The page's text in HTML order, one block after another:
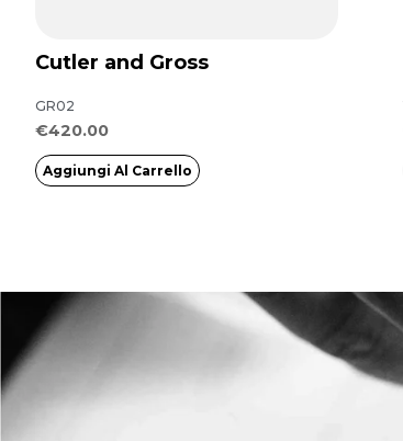
Cutler and Gross
GR02
€420.00
Aggiungi Al Carrello